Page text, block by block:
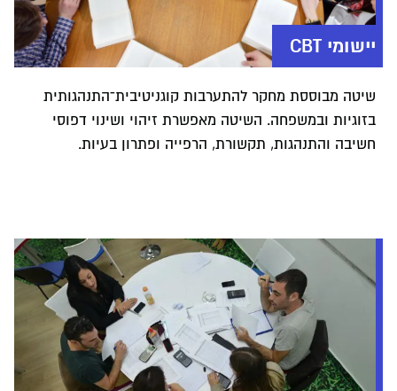
יישומי CBT
שיטה מבוססת מחקר להתערבות קוגניטיבית־התנהגותית
בזוגיות ובמשפחה. השיטה מאפשרת זיהוי ושינוי דפוסי
חשיבה והתנהגות, תקשורת, הרפייה ופתרון בעיות.